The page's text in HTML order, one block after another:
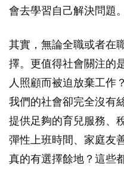
會去學習自己解決問題。
其實，無論全職或者在
擇。更值得社會關注的
人照顧而被迫放棄工作
我們的社會卻完全沒有
提供足夠的育兒服務、
彈性上班時間、家庭友
真的有選擇餘地？這些